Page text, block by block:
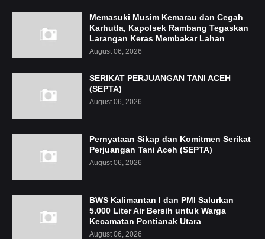
Memasuki Musim Kemarau dan Cegah
Karhutla, Kapolsek Rambang Tegaskan
Larangan Keras Membakar Lahan
August 06, 2026
SERIKAT PERJUANGAN TANI ACEH
(SEPTA)
August 06, 2026
Pernyataan Sikap dan Komitmen Serikat
Perjuangan Tani Aceh (SEPTA)
August 06, 2026
BWS Kalimantan I dan PMI Salurkan
5.000 Liter Air Bersih untuk Warga
Kecamatan Pontianak Utara
August 06, 2026